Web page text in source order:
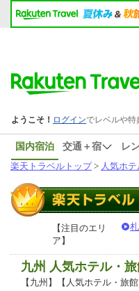
国内宿泊 交通＋宿 レ
楽天トラベルトップ> 人気ホ
【注目のエリ
ア】
九州 人気ホテル・
【九州】【人気ホテル・旅